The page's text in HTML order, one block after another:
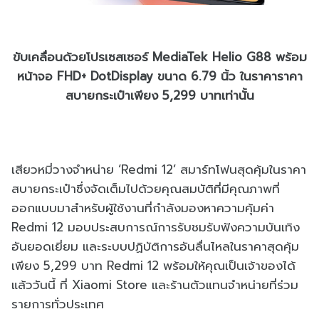
ขับเคลื่อนด้วยโปรเซสเซอร์ MediaTek Helio G88 พร้อม
หน้าจอ FHD+ DotDisplay ขนาด 6.79 นิ้ว ในราคาราคา
สบายกระเป๋าเพียง 5,299 บาทเท่านั้น
เสียวหมี่วางจำหน่าย ‘Redmi 12’ สมาร์ทโฟนสุดคุ้มในราคา
สบายกระเป๋าซึ่งจัดเต็มไปด้วยคุณสมบัติที่มีคุณภาพที่
ออกแบบมาสำหรับผู้ใช้งานที่กำลังมองหาความคุ้มค่า
Redmi 12 มอบประสบการณ์การรับชมรับฟังความบันเทิง
อันยอดเยี่ยม และระบบปฏิบัติการอันลื่นไหลในราคาสุดคุ้ม
เพียง 5,299 บาท Redmi 12 พร้อมให้คุณเป็นเจ้าของได้
แล้ววันนี้ ที่ Xiaomi Store และร้านตัวแทนจำหน่ายที่ร่วม
รายการทั่วประเทศ